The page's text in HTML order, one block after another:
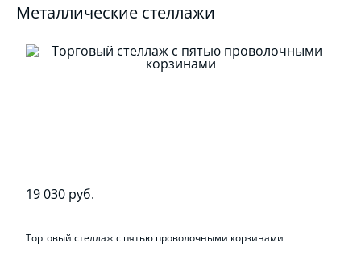
Металлические стеллажи
19 030 руб.
Торговый стеллаж с пятью проволочными корзинами